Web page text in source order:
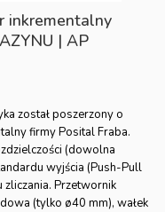
inkrementalny
| AP
został poszerzony o
firmy Posital Fraba.
(dowolna
wyjścia (Push-Pull
zliczania. Przetwornik
(tylko ø40 mm), wałek